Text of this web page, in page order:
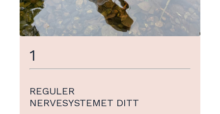
1
REGULER
NERVESYSTEMET DITT